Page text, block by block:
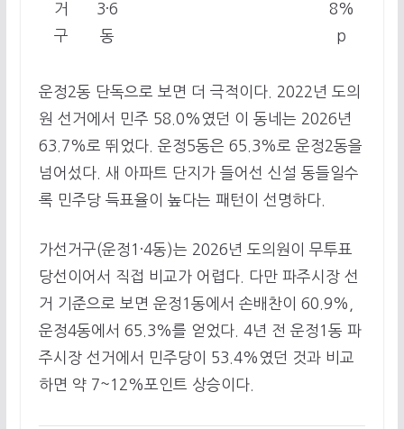
거
구
3·6
동
8%
p
운정2동 단독으로 보면 더 극적이다. 2022년 도의
원 선거에서 민주 58.0%였던 이 동네는 2026년
63.7%로 뛰었다. 운정5동은 65.3%로 운정2동을
넘어섰다. 새 아파트 단지가 들어선 신설 동들일수
록 민주당 득표율이 높다는 패턴이 선명하다.
가선거구(운정1·4동)는 2026년 도의원이 무투표
당선이어서 직접 비교가 어렵다. 다만 파주시장 선
거 기준으로 보면 운정1동에서 손배찬이 60.9%,
운정4동에서 65.3%를 얻었다. 4년 전 운정1동 파
주시장 선거에서 민주당이 53.4%였던 것과 비교
하면 약 7~12%포인트 상승이다.